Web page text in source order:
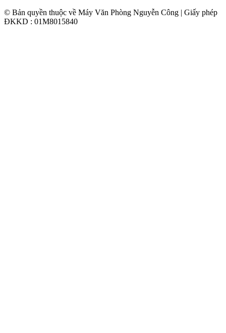
© Bản quyền thuộc về Máy Văn Phòng Nguyễn Công | Giấy phép
ĐKKD : 01M8015840